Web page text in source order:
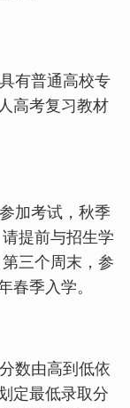
有普通高校专
高考复习教材
加考试，秋季
提前与招生学
三个周末，参
春季入学。
数由高到低依
定最低录取分